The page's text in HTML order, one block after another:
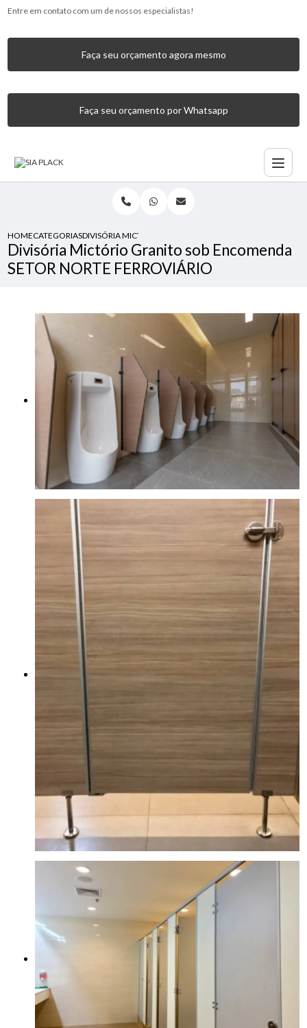
Entre em contato com um de nossos especialistas!
Faça seu orçamento agora mesmo
Faça seu orçamento por Whatsapp
HOMECATEGORIASDIVISÓRIA MICTÓRIO GRANITO SOB ENCOMENDA SETOR
Divisória Mictório Granito sob Encomenda
SETOR NORTE FERROVIÁRIO